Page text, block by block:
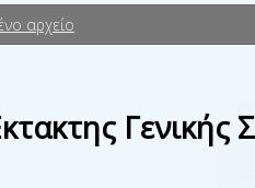
αρχείο
Γενικής